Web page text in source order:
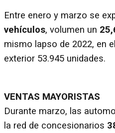
Entre enero y marzo se
vehículos, volumen un
mismo lapso de 2022, en
exterior 53.945 unidades.
VENTAS MAYORISTAS
Durante marzo, las
la red de concesionarios